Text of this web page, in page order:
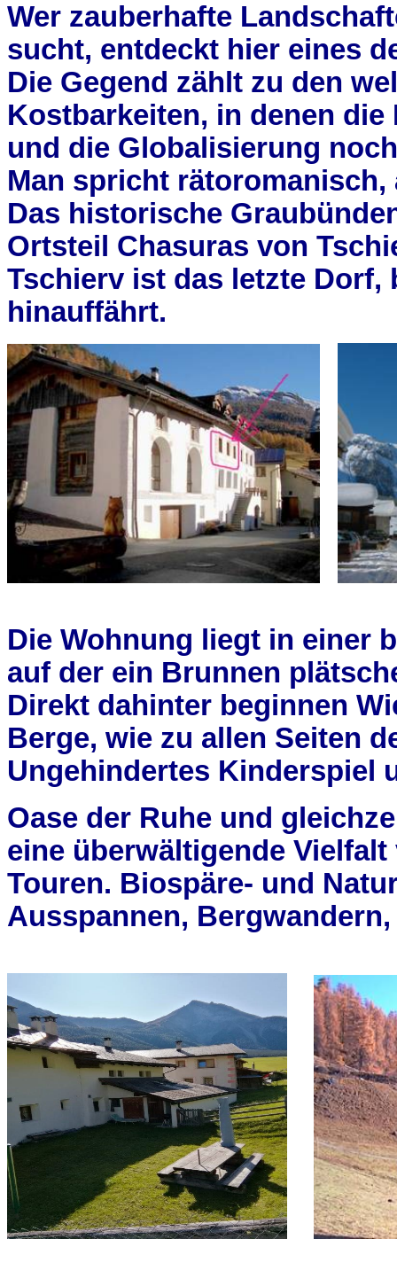
Wer zauberhafte
sucht, entdeckt hier eines
Die Gegend zählt zu den
Kostbarkeiten, in denen
und die Globalisierung
Man spricht rätoromanisch,
Das historische
Ortsteil Chasuras von
Tschierv ist das letzte Dorf,
hinauffährt.
Die Wohnung liegt in einer
auf der ein Brunnen
Direkt dahinter beginnen
Berge, wie zu allen Seiten
Ungehindertes Kinderspiel
Oase der Ruhe und
eine überwältigende
Touren. Biospäre- und
Ausspannen,